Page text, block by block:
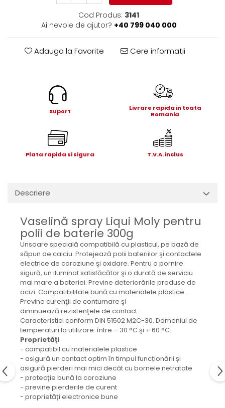
hidraulice
Bolturi, role si bucse
Hidraulica
Mecanica
Electropompa si motoare
electrice
Burdufuri si cilindri hidraulici
Role, bucsi si bolturi
BEHRENS
Bolturi - role - bucse
Burdufe si cilindri
Mecanice
Electrice
Hidraulice
Motoare electrice si pompe
SÖRENSEN
Mecanice
Cod Produs: 3141
Ai nevoie de ajutor? +40 799 040 000
Adauga la Favorite Cere informatii
Suport
Livrare rapida in toata
Romania
Plata rapida si sigura T.V.A. inclus
Descriere
Vaselină spray Liqui Moly pentru
polii de baterie 300g
Unsoare specială compatibilă cu plasticul, pe bază de
săpun de calciu. Protejează polii bateriilor şi contactele
electrice de coroziune şi oxidare. Pentru o pornire
sigură, un iluminat satisfăcător şi o durată de serviciu
mai mare a bateriei. Previne deteriorările produse de
acizi. Compatibilitate bună cu materialele plastice.
Previne curenţii de conturnare şi
diminuează rezistenţele de contact.
Caracteristici conform DIN 51502 M2C-30. Domeniul de
temperaturi la utilizare: între – 30 °C şi + 60 °C.
Proprietăți
- compatibil cu materialele plastice
- asigură un contact optim în timpul funcționării și
asigură pierderi mai mici decât cu bornele netratate
- protecție bună la coroziune
- previne pierderile de curent
- proprietăți electronice bune